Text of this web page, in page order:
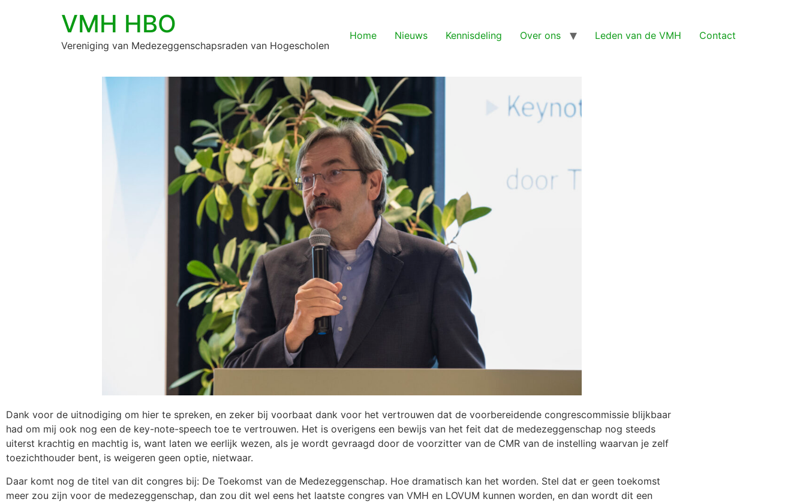
VMH HBO
Vereniging van Medezeggenschapsraden van Hogescholen
Home Nieuws Kennisdeling Over ons Leden van de VMH Contact
Dank voor de uitnodiging om hier te spreken, en zeker bij voorbaat dank voor het vertrouwen dat de voorbereidende congrescommissie blijkbaar
had om mij ook nog een de key-note-speech toe te vertrouwen. Het is overigens een bewijs van het feit dat de medezeggenschap nog steeds
uiterst krachtig en machtig is, want laten we eerlijk wezen, als je wordt gevraagd door de voorzitter van de CMR van de instelling waarvan je zelf
toezichthouder bent, is weigeren geen optie, nietwaar.
Daar komt nog de titel van dit congres bij: De Toekomst van de Medezeggenschap. Hoe dramatisch kan het worden. Stel dat er geen toekomst
meer zou zijn voor de medezeggenschap, dan zou dit wel eens het laatste congres van VMH en LOVUM kunnen worden, en dan wordt dit een